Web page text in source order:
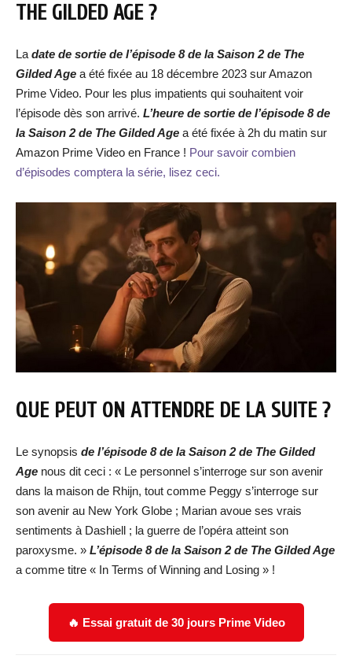
THE GILDED AGE ?
La date de sortie de l’épisode 8 de la Saison 2 de The
Gilded Age a été fixée au 18 décembre 2023 sur Amazon
Prime Video. Pour les plus impatients qui souhaitent voir
l’épisode dès son arrivé. L’heure de sortie de l’épisode 8 de
la Saison 2 de The Gilded Age a été fixée à 2h du matin sur
Amazon Prime Video en France ! Pour savoir combien
d’épisodes comptera la série, lisez ceci.
QUE PEUT ON ATTENDRE DE LA SUITE ?
Le synopsis de l’épisode 8 de la Saison 2 de The Gilded
Age nous dit ceci : « Le personnel s’interroge sur son avenir
dans la maison de Rhijn, tout comme Peggy s’interroge sur
son avenir au New York Globe ; Marian avoue ses vrais
sentiments à Dashiell ; la guerre de l’opéra atteint son
paroxysme. » L’épisode 8 de la Saison 2 de The Gilded Age
a comme titre « In Terms of Winning and Losing » !
🔥 Essai gratuit de 30 jours Prime Video